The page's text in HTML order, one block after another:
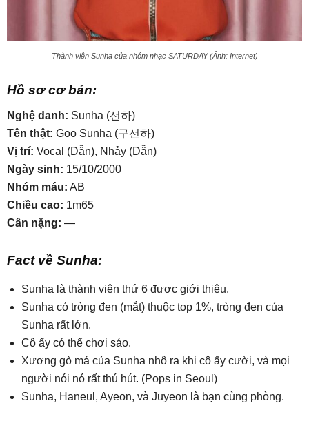
Thành viên Sunha của nhóm nhạc SATURDAY (Ảnh: Internet)
Hồ sơ cơ bản:
Nghệ danh: Sunha (선하)
Tên thật: Goo Sunha (구선하)
Vị trí: Vocal (Dẫn), Nhảy (Dẫn)
Ngày sinh: 15/10/2000
Nhóm máu: AB
Chiều cao: 1m65
Cân nặng: —
Fact về Sunha:
Sunha là thành viên thứ 6 được giới thiệu.
Sunha có tròng đen (mắt) thuộc top 1%, tròng đen của
Sunha rất lớn.
Cô ấy có thể chơi sáo.
Xương gò má của Sunha nhô ra khi cô ấy cười, và mọi
người nói nó rất thú hút. (Pops in Seoul)
Sunha, Haneul, Ayeon, và Juyeon là bạn cùng phòng.